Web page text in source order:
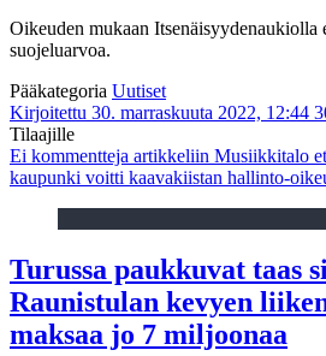
Oikeuden mukaan Itsenäisyydenaukiolla
suojeluarvoa.
Pääkategoria Uutiset
Kirjoitettu 30. marraskuuta 2022, 12:44
Tilaajille
Ei kommentteja artikkeliin Musiikkitalo
kaupunki voitti kaavakiistan hallinto-
Turussa paukkuvat taas
Raunistulan kevyen
maksaa jo 7 miljoonaa